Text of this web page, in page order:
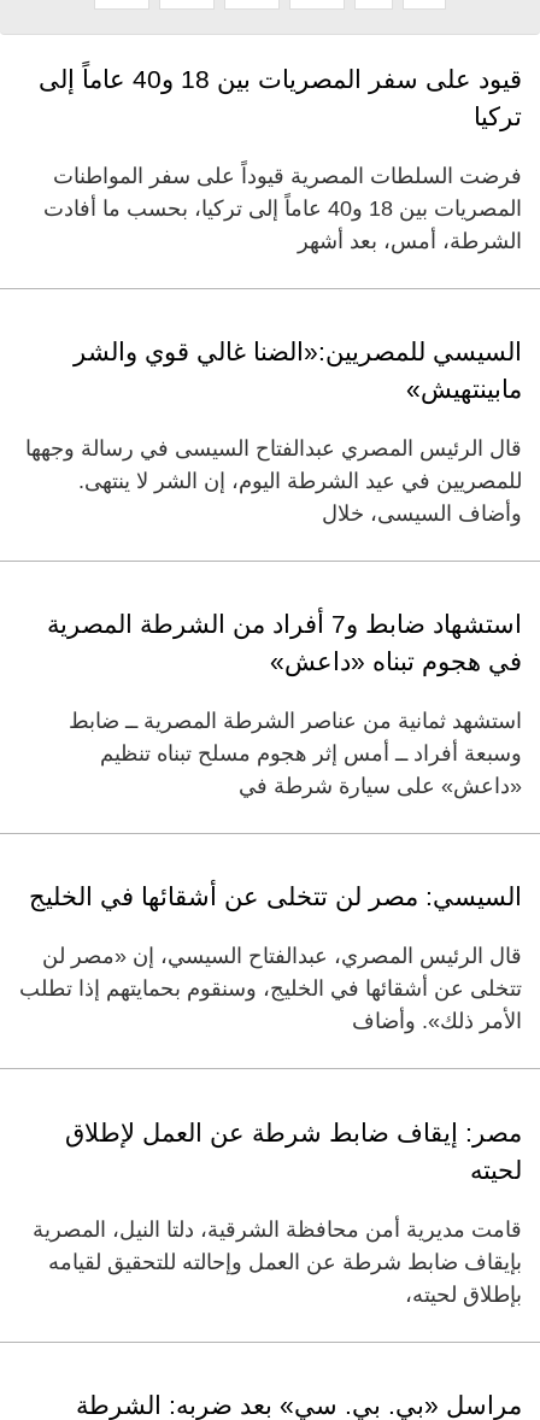
قيود على سفر المصريات بين 18 و40 عاماً إلى
تركيا
فرضت السلطات المصرية قيوداً على سفر المواطنات
المصريات بين 18 و40 عاماً إلى تركيا، بحسب ما أفادت
الشرطة، أمس، بعد أشهر
السيسي للمصريين:«الضنا غالي قوي والشر
مابينتهيش»
قال الرئيس المصري عبدالفتاح السيسى في رسالة وجهها
للمصريين في عيد الشرطة اليوم، إن الشر لا ينتهى.
وأضاف السيسى، خلال
استشهاد ضابط و7 أفراد من الشرطة المصرية
في هجوم تبناه «داعش»
استشهد ثمانية من عناصر الشرطة المصرية ــ ضابط
وسبعة أفراد ــ أمس إثر هجوم مسلح تبناه تنظيم
«داعش» على سيارة شرطة في
السيسي: مصر لن تتخلى عن أشقائها في الخليج
قال الرئيس المصري، عبدالفتاح السيسي، إن «مصر لن
تتخلى عن أشقائها في الخليج، وسنقوم بحمايتهم إذا تطلب
الأمر ذلك». وأضاف
مصر: إيقاف ضابط شرطة عن العمل لإطلاق
لحيته
قامت مديرية أمن محافظة الشرقية، دلتا النيل، المصرية
بإيقاف ضابط شرطة عن العمل وإحالته للتحقيق لقيامه
بإطلاق لحيته،
مراسل «بي. بي. سي» بعد ضربه: الشرطة